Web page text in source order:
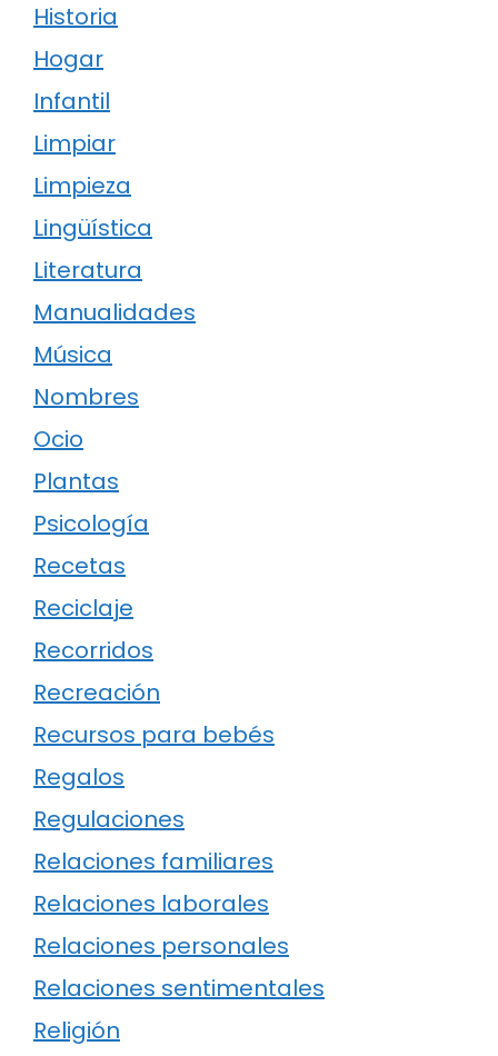
Historia
Hogar
Infantil
Limpiar
Limpieza
Lingüística
Literatura
Manualidades
Música
Nombres
Ocio
Plantas
Psicología
Recetas
Reciclaje
Recorridos
Recreación
Recursos para bebés
Regalos
Regulaciones
Relaciones familiares
Relaciones laborales
Relaciones personales
Relaciones sentimentales
Religión